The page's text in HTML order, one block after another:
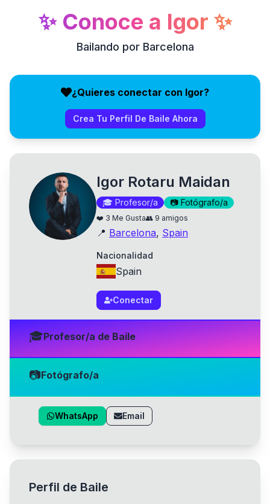
✨ Conoce a Igor ✨
Bailando por Barcelona
¿Quieres conectar con Igor?
Crea Tu Perfil De Baile Ahora
Igor Rotaru Maidan
🎓 Profesor/a 📷 Fotógrafo/a
❤️ 3 Me Gusta👥 9 amigos
📍 Barcelona, Spain
Nacionalidad
Spain
Conectar
🎓Profesor/a de Baile
📷Fotógrafo/a
WhatsApp Email
Perfil de Baile